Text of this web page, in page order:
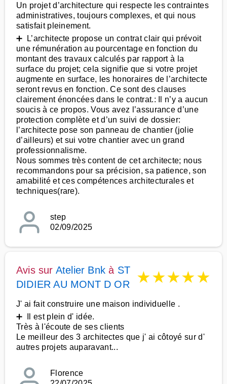
Un projet d’architecture qui respecte les contraintes
administratives, toujours complexes, et qui nous
satisfait pleinement.
➕ L’architecte propose un contrat clair qui prévoit
une rémunération au pourcentage en fonction du
montant des travaux calculés par rapport à la
surface du projet; cela signifie que si votre projet
augmente en surface, les honoraires de l’architecte
seront revus en fonction. Ce sont des clauses
clairement énoncées dans le contrat.: Il n’y a aucun
soucis à ce propos. Vous avez l’assurance d’une
protection complète et d’un suivi de dossier:
l’architecte pose son panneau de chantier (jolie
d’ailleurs) et sui votre chantier avec un grand
professionnalisme.
Nous sommes très content de cet architecte; nous
recommandons pour sa précision, sa patience, son
amabilité et ces compétences architecturales et
techniques(rare).
step
02/09/2025
Avis sur Atelier Bnk à ST
DIDIER AU MONT D OR
★★★★★
J' ai fait construire une maison individuelle .
➕ Il est plein d' idée.
Très à l'écoute de ses clients
Le meilleur des 3 architectes que j' ai côtoyé sur d'
autres projets auparavant...
Florence